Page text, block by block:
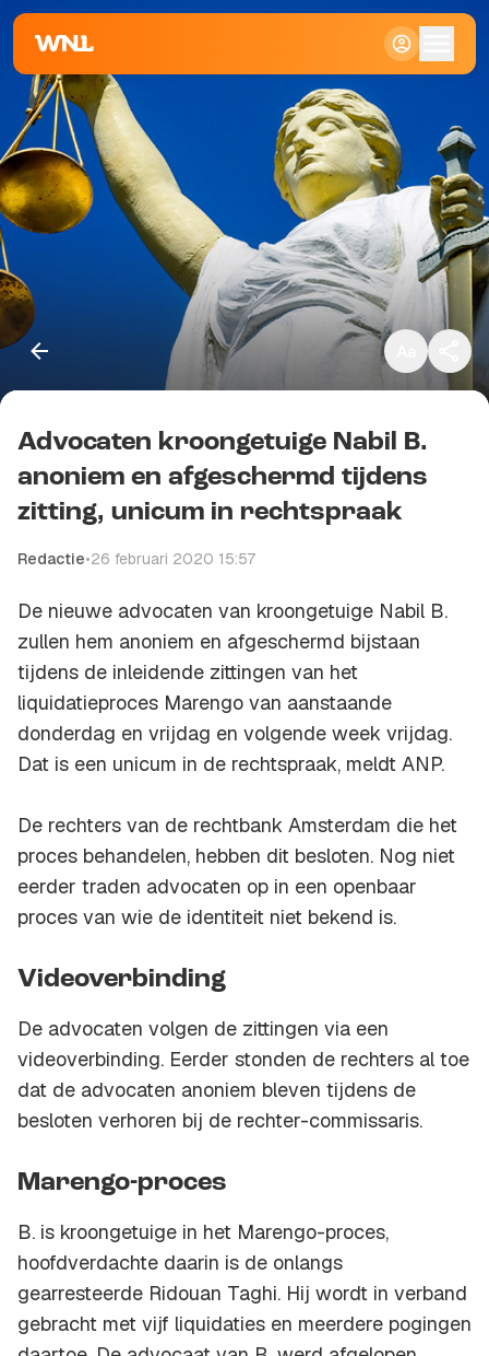
Klein
Standaard
Groot
Kopieer link
Advocaten kroongetuige Nabil B.
anoniem en afgeschermd tijdens
zitting, unicum in rechtspraak
Redactie•26 februari 2020 15:57
De nieuwe advocaten van kroongetuige Nabil B.
zullen hem anoniem en afgeschermd bijstaan
tijdens de inleidende zittingen van het
liquidatieproces Marengo van aanstaande
donderdag en vrijdag en volgende week vrijdag.
Dat is een unicum in de rechtspraak, meldt ANP.
De rechters van de rechtbank Amsterdam die het
proces behandelen, hebben dit besloten. Nog niet
eerder traden advocaten op in een openbaar
proces van wie de identiteit niet bekend is.
Videoverbinding
De advocaten volgen de zittingen via een
videoverbinding. Eerder stonden de rechters al toe
dat de advocaten anoniem bleven tijdens de
besloten verhoren bij de rechter-commissaris.
Marengo-proces
B. is kroongetuige in het Marengo-proces,
hoofdverdachte daarin is de onlangs
gearresteerde Ridouan Taghi. Hij wordt in verband
gebracht met vijf liquidaties en meerdere pogingen